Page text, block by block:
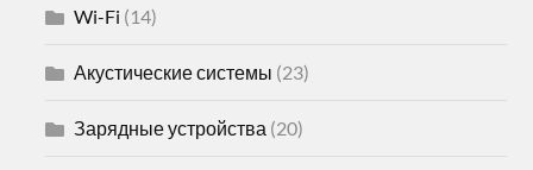
Wi-Fi (14)
Акустические системы (23)
Зарядные устройства (20)